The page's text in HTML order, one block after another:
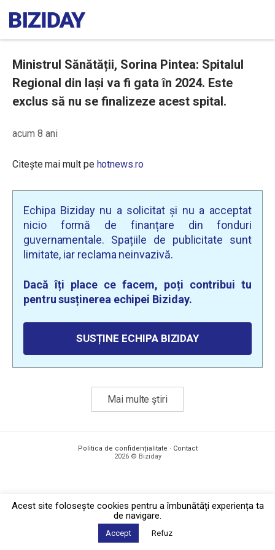
Ministrul Sănătății, Sorina Pintea: Spitalul
Regional din Iași va fi gata în 2024. Este
exclus să nu se finalizeze acest spital.
acum 8 ani
Citește mai mult pe hotnews.ro
Echipa Biziday nu a solicitat și nu a acceptat
nicio formă de finanțare din fonduri
guvernamentale. Spațiile de publicitate sunt
limitate, iar reclama neinvazivă.
Dacă îți place ce facem, poți contribui tu
pentru susținerea echipei Biziday.
SUSȚINE ECHIPA BIZIDAY
Mai multe știri
Politica de confidențialitate · Contact
2026 © Biziday
Acest site foloseşte cookies pentru a îmbunătăți experiența ta
de navigare.
Accept Refuz